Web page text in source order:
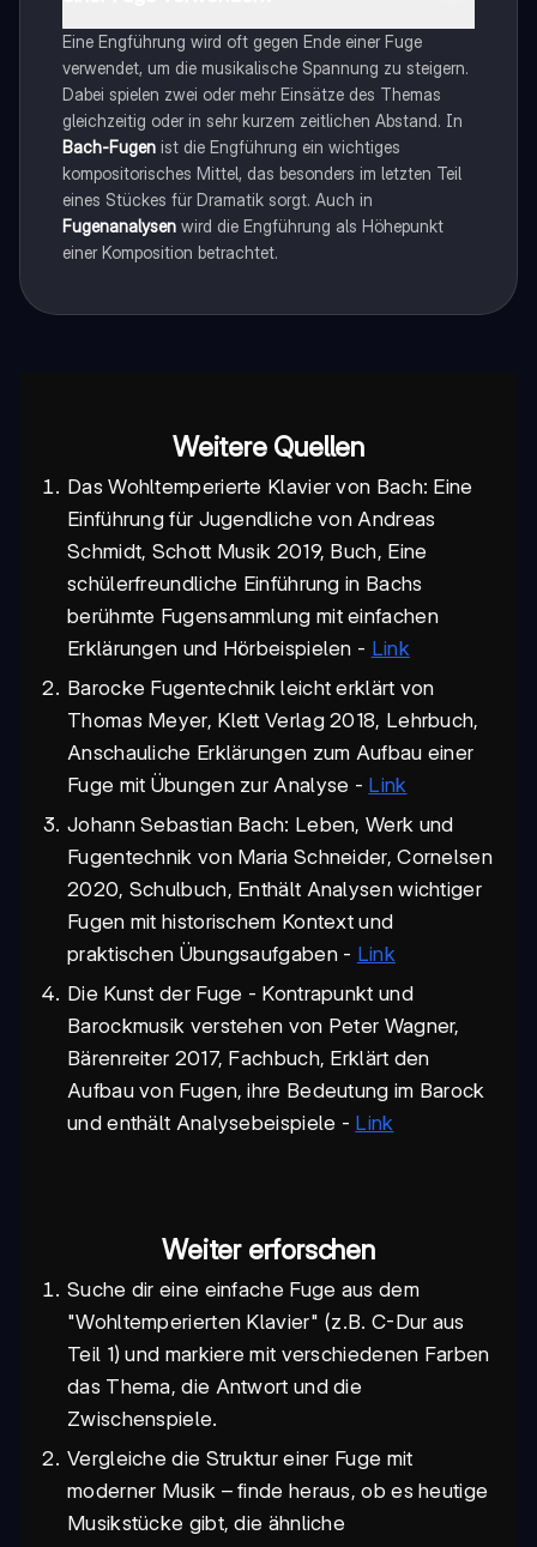
Eine Engführung wird oft gegen Ende einer Fuge
verwendet, um die musikalische Spannung zu steigern.
Dabei spielen zwei oder mehr Einsätze des Themas
gleichzeitig oder in sehr kurzem zeitlichen Abstand. In
Bach-Fugenist die Engführung ein wichtiges
kompositorisches Mittel, das besonders im letzten Teil
eines Stückes für Dramatik sorgt. Auch in
Fugenanalysenwird die Engführung als Höhepunkt
einer Komposition betrachtet.
Weitere Quellen
Das Wohltemperierte Klavier von Bach: Eine
Einführung für Jugendliche von Andreas
Schmidt, Schott Musik 2019, Buch, Eine
schülerfreundliche Einführung in Bachs
berühmte Fugensammlung mit einfachen
Erklärungen und Hörbeispielen - Link
Barocke Fugentechnik leicht erklärt von
Thomas Meyer, Klett Verlag 2018, Lehrbuch,
Anschauliche Erklärungen zum Aufbau einer
Fuge mit Übungen zur Analyse - Link
Johann Sebastian Bach: Leben, Werk und
Fugentechnik von Maria Schneider, Cornelsen
2020, Schulbuch, Enthält Analysen wichtiger
Fugen mit historischem Kontext und
praktischen Übungsaufgaben - Link
Die Kunst der Fuge - Kontrapunkt und
Barockmusik verstehen von Peter Wagner,
Bärenreiter 2017, Fachbuch, Erklärt den
Aufbau von Fugen, ihre Bedeutung im Barock
und enthält Analysebeispiele - Link
Weiter erforschen
Suche dir eine einfache Fuge aus dem
"Wohltemperierten Klavier" (z.B. C-Dur aus
Teil 1) und markiere mit verschiedenen Farben
das Thema, die Antwort und die
Zwischenspiele.
Vergleiche die Struktur einer Fuge mit
moderner Musik – finde heraus, ob es heutige
Musikstücke gibt, die ähnliche